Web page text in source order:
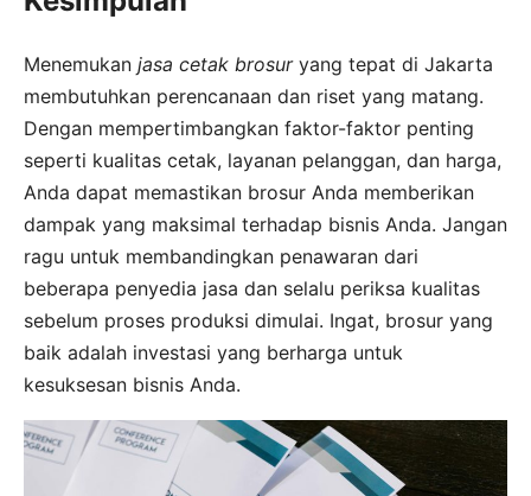
Menemukan jasa cetak brosuryang tepat di Jakarta
membutuhkan perencanaan dan riset yang matang.
Dengan mempertimbangkan faktor-faktor penting
seperti kualitas cetak, layanan pelanggan, dan harga,
Anda dapat memastikan brosur Anda memberikan
dampak yang maksimal terhadap bisnis Anda. Jangan
ragu untuk membandingkan penawaran dari
beberapa penyedia jasa dan selalu periksa kualitas
sebelum proses produksi dimulai. Ingat, brosur yang
baik adalah investasi yang berharga untuk
kesuksesan bisnis Anda.